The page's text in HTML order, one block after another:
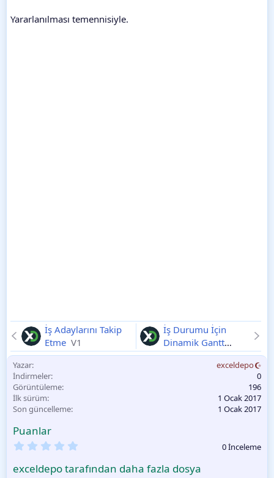
Yararlanılması temennisiyle.
İş Adaylarını Takip
Etme V1
İş Durumu İçin
Dinamik Gantt
Grafiği Oluşturma
Yazar
exceldepo
İndirmeler
0
Görüntüleme
196
İlk sürüm
1 Ocak 2017
Son güncelleme
1 Ocak 2017
Puanlar
0
0 İnceleme
exceldepo tarafından daha fazla dosya